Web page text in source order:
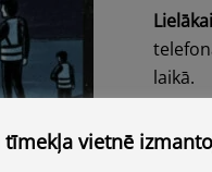
laikā.
tīmekļa vietnē